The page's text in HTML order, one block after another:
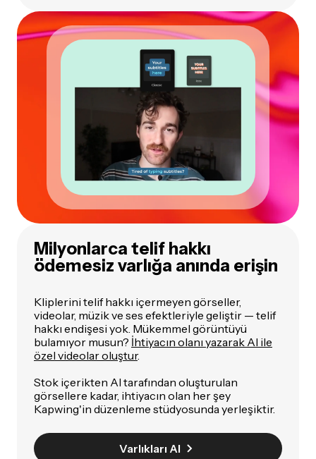
Milyonlarca telif hakkı
ödemesiz varlığa anında erişin
Kliplerini telif hakkı içermeyen görseller,
videolar, müzik ve ses efektleriyle geliştir — telif
hakkı endişesi yok. Mükemmel görüntüyü
bulamıyor musun? İhtiyacın olanı yazarak AI ile
özel videolar oluştur.
Stok içerikten AI tarafından oluşturulan
görsellere kadar, ihtiyacın olan her şey
Kapwing'in düzenleme stüdyosunda yerleşiktir.
Varlıkları Al